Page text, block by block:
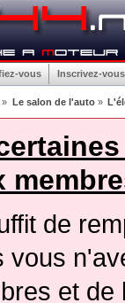
vous Inscrivez-vous
» Le salon de l'auto»
de
vous
et